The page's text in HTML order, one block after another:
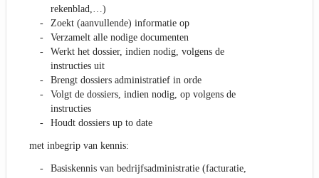
rekenblad,…)
Zoekt (aanvullende) informatie op
Verzamelt alle nodige documenten
Werkt het dossier, indien nodig, volgens de
instructies uit
Brengt dossiers administratief in orde
Volgt de dossiers, indien nodig, op volgens de
instructies
Houdt dossiers up to date
met inbegrip van kennis:
Basiskennis van bedrijfsadministratie (facturatie,